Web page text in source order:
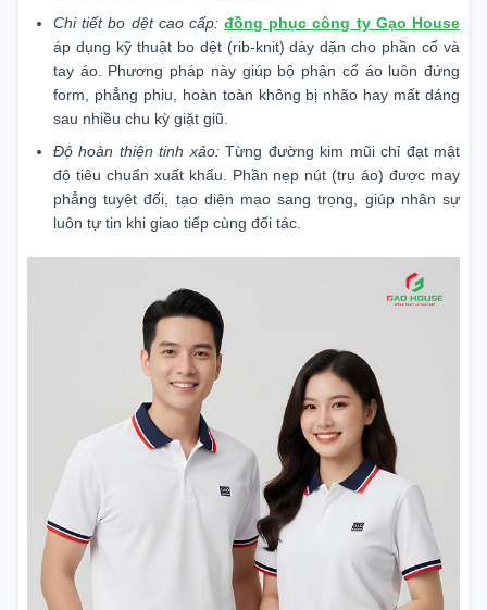
Chi tiết bo dệt cao cấp: đồng phục công ty Gạo House
áp dụng kỹ thuật bo dệt (rib-knit) dày dặn cho phần cổ và
tay áo. Phương pháp này giúp bộ phận cổ áo luôn đứng
form, phẳng phiu, hoàn toàn không bị nhão hay mất dáng
sau nhiều chu kỳ giặt giũ.
Độ hoàn thiện tinh xảo:Từng đường kim mũi chỉ đạt mật
độ tiêu chuẩn xuất khẩu. Phần nẹp nút (trụ áo) được may
phẳng tuyệt đối, tạo diện mạo sang trọng, giúp nhân sự
luôn tự tin khi giao tiếp cùng đối tác.